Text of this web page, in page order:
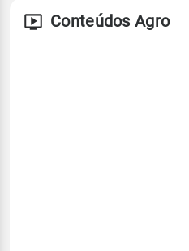
Conteúdos Agro